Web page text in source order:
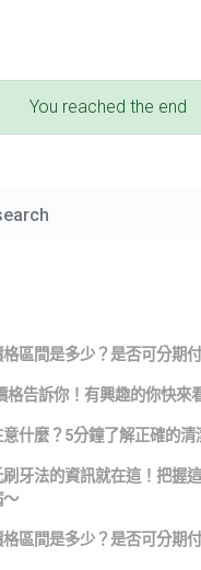
You reached the end
區間是多少？是否可分期
格告訴你！有興趣的你快來
什麼？5分鐘了解正確的清
刷牙法的資訊就在這！把握
～
區間是多少？是否可分期